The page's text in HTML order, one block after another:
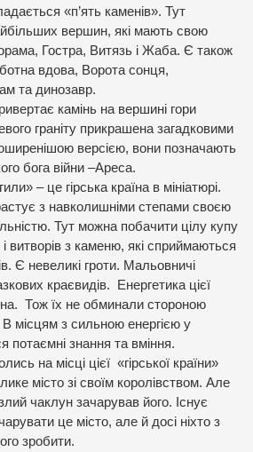
«п’ять каменів». Тут
вершин, які мають свою
Гостра, Витязь і Жаба. Є також
вдова, Ворота сонця,
та динозавр.
камінь на вершині гори
граніту прикрашена загадковими
версією, вони позначають
бога війни –Ареса.
– це гірська країна в мініатюрі.
з навколишніми степами своєю
Тут можна побачити цілу купу
витворів з каменю, які сприймаються
Є невеликі гроти. Мальовничі
краєвидів. Енергетика цієї
Тож їх не обминали стороною
В місцям з сильною енергією у
потаємні знання та вміння.
на місці цієї «гірської країни»
місто зі своїм королівством. Але
чаклун зачарував його. Існує
це місто, але й досі ніхто з
зробити.